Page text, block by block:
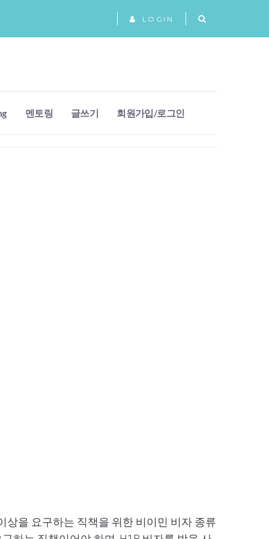
LOGIN
멘토링 글쓰기 회원가입/로그인
상을 요구하는 직책을 위한 비이민 비자 종류